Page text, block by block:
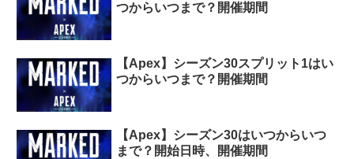
つからいつまで？開催期間
【Apex】シーズン30スプリット1はい
つからいつまで？開催期間
【Apex】シーズン30はいつからいつ
まで？開始日時、開催期間